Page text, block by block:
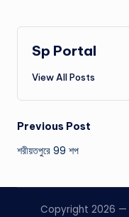
Sp Portal
View All Posts
Post
navigation
Previous Post
শরীয়তপুরে 99 শপ
Copyright 2026 —